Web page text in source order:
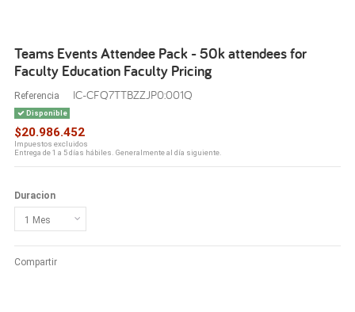
Teams Events Attendee Pack - 50k attendees for
Faculty Education Faculty Pricing
Referencia IC-CFQ7TTBZZJP0:001Q
Disponible
$20.986.452
Impuestos excluidos
Entrega de 1 a 5 días hábiles. Generalmente al día siguiente.
Duracion
Compartir